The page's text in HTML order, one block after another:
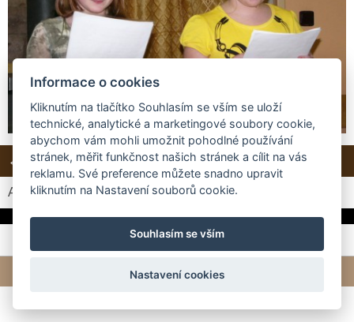
← Předchozí Další → Zpět do složky
Automatické procházení: 3|4|5| 6|7(čas ve vteřinách)
© 2026 eStránky.cz | Tvorba webových stránek
Informace o cookies
Kliknutím na tlačítko Souhlasím se vším se uloží
technické, analytické a marketingové soubory cookie,
abychom vám mohli umožnit pohodlné používání
stránek, měřit funkčnost našich stránek a cílit na vás
reklamu. Své preference můžete snadno upravit
kliknutím na Nastavení souborů cookie.
Souhlasím se vším
Nastavení cookies